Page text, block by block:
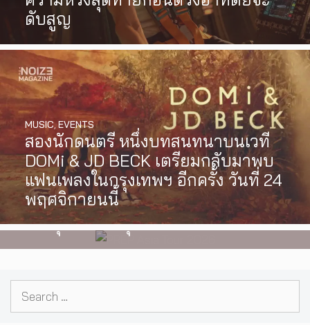
ดับสูญ
สองนักดนตรี หนึ่งบทสนทนาบนเวที
DOMi & JD BECK เตรียมกลับมาพบ
แฟนเพลงในกรุงเทพฯ อีกครั้ง วันที่ 24
พฤศจิกายนนี้
MUSIC,EVENTS
PREP คัมแบ็กเอเชีย! ประกาศเอเชีย
ทัวร์ปี 2026 ต้อนรับ EP ใหม่ ‘One
Day In The Sun’ พร้อมโชว์สุดพิเศษ
ในกรุงเทพ 17 ตุลาคม 2026 นี้
MUSIC ,EVENTS
Search